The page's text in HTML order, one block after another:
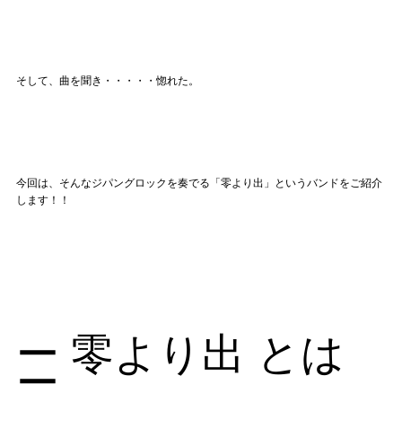
Follow us
そして、曲を聞き・・・・・惚れた。
今回は、そんなジパングロックを奏でる「零より出」というバンドをご紹介
します！！
ー 零より出 とは
ー